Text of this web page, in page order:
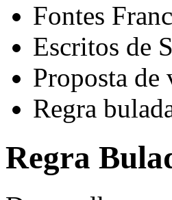
Fontes
Escritos de
Proposta de
Regra
Regra